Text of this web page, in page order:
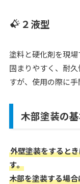
２液型
塗料と硬化剤を現場
固まりやすく、耐
すが、使用の際に
木部塗装の
外壁塗装をすると
す。
木部を塗装する場